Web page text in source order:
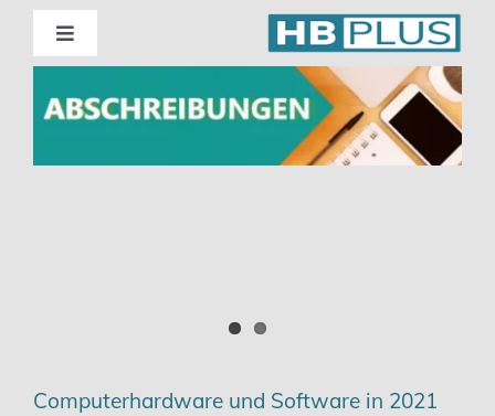
Skip
content
Toggle
Navigation
Standorte
Beratung
Computerhardware und Software in 2021